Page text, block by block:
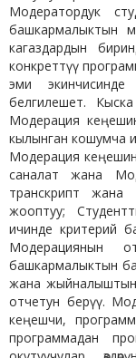
Модератордук
башкармалыктын
кагаздардын
конкреттүү
эми
белгилешет.
Модерация
кылынган кошумча
Модерация
саналат жана
транскрипт жана
жооптуу;
ичинде критерий
Модерациянын
башкармалыктын
жана жыйналыштын
отчетун берүү.
кеңешчи,
программадан